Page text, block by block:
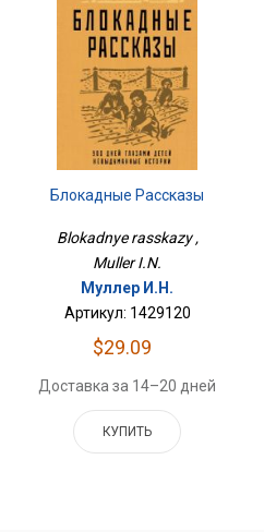
Блокадные Рассказы
Blokadnye rasskazy ,
Muller I.N.
Муллер И.Н.
Артикул: 1429120
$29.09
Доставка за 14–20 дней
КУПИТЬ